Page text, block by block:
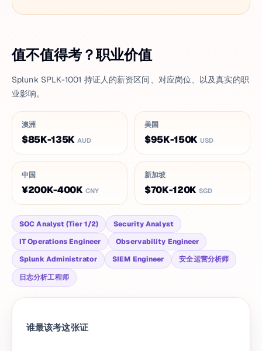
值不值得考？职业价值
Splunk SPLK-1001 持证人的薪资区间、对应岗位、以及真实的职
业影响。
澳洲
$85K-135K AUD
美国
$95K-150K USD
中国
¥200K-400K CNY
新加坡
$70K-120K SGD
SOC Analyst (Tier 1/2)
Security Analyst
IT Operations Engineer
Observability Engineer
Splunk Administrator
SIEM Engineer
安全运营分析师
日志分析工程师
谁最该考这张证